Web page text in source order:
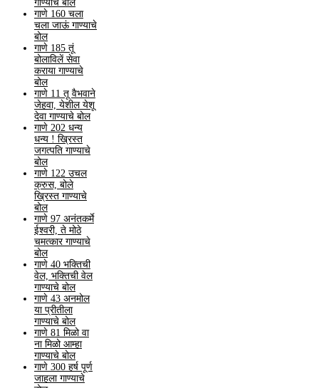
गाण्याचे बोल
गाणे 160 चला
चला जाऊं गाण्याचे
बोल
गाणे 185 तूं
बोलाविलें सेवा
कराया गाण्याचे
बोल
गाणे 11 तू वैभवाने
जेहवा, येशील येशू
देवा गाण्याचे बोल
गाणे 202 धन्य
धन्य ! ख्रिस्त
जगत्पति गाण्याचे
बोल
गाणे 122 उचल
क्रुस, बोले
ख्रिस्त गाण्याचे
बोल
गाणे 97 अनंतकर्मे
ईश्वरी, ते मोठे
चमत्कार गाण्याचे
बोल
गाणे 40 भक्तिची
वेल, भक्तिची वेल
गाण्याचे बोल
गाणे 43 अनमोल
या प्रीतीला
गाण्याचे बोल
गाणे 81 मिळो वा
ना मिळो आम्हा
गाण्याचे बोल
गाणे 300 हर्ष पूर्ण
जाहला गाण्याचे